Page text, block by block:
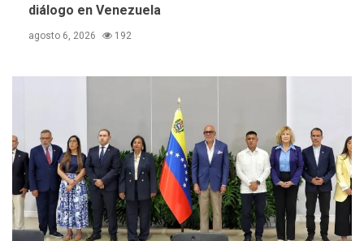
diálogo en Venezuela
agosto 6, 2026 192